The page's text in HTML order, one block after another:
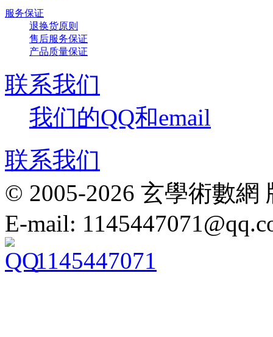
服务保证
退换货原则
售后服务保证
产品质量保证
联系我们
我们的QQ和email
联系我们
© 2005-2026 玄學術數
E-mail:
1145447071